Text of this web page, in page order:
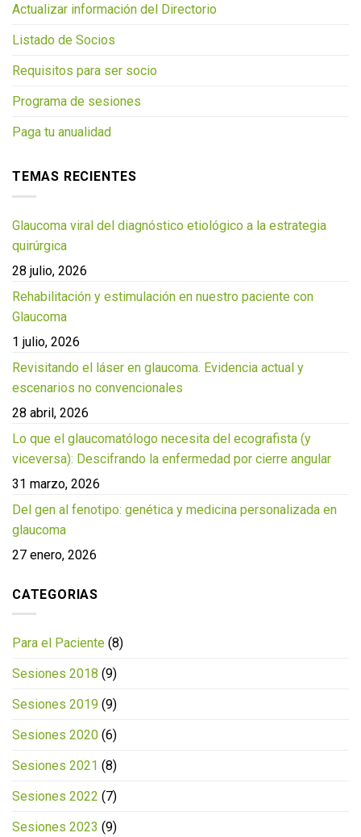
Actualizar información del Directorio
Listado de Socios
Requisitos para ser socio
Programa de sesiones
Paga tu anualidad
TEMAS RECIENTES
Glaucoma viral del diagnóstico etiológico a la estrategia
quirúrgica
28 julio, 2026
Rehabilitación y estimulación en nuestro paciente con
Glaucoma
1 julio, 2026
Revisitando el láser en glaucoma. Evidencia actual y
escenarios no convencionales
28 abril, 2026
Lo que el glaucomatólogo necesita del ecografista (y
viceversa): Descifrando la enfermedad por cierre angular
31 marzo, 2026
Del gen al fenotipo: genética y medicina personalizada en
glaucoma
27 enero, 2026
CATEGORIAS
Para el Paciente (8)
Sesiones 2018 (9)
Sesiones 2019 (9)
Sesiones 2020 (6)
Sesiones 2021 (8)
Sesiones 2022 (7)
Sesiones 2023 (9)